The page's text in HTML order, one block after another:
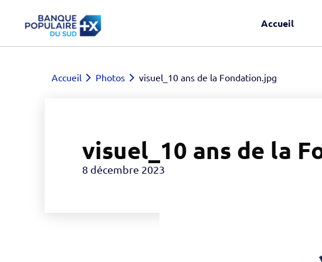
Accueil
Accueil Photos visuel_10 ans de la Fondation.jpg
visuel_10 ans de la
8 décembre 2023